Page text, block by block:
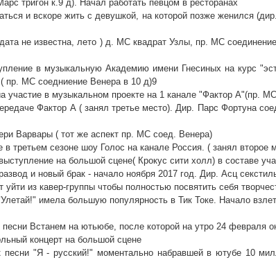
тригон к.9 д). Начал работать певцом в ресторанах
и вскоре жить с девушкой, на которой позже женился
не известна, лето ) д. МС квадрат Узлы, пр. МС
в музыкальную Академию имени Гнесиных на курс
( пр. МС соедниение Венера в 10 д)9
участие в музыкальном проекте на 1 канале "Фактор А"(пр.
Фактор А ( занял третье место). Дир. Парс Фортуна
Варвары ( тот же аспект пр. МС соед. Венера)
в третьем сезоне шоу Голос на канале Россия. ( занял второе
на большой сцене( Крокус сити холл) в составе
и новый брак - начало ноября 2017 год. Дир. Асц
уйти из кавер-группы чтобы полностью посвятить себя
имела большую популярность в Тик Токе. Начало
песни Встанем на ютьюбе, после которой на утро 24 февраля
концерт на большой сцене
песни "Я - русский!" моментально набравшей в ютубе 10